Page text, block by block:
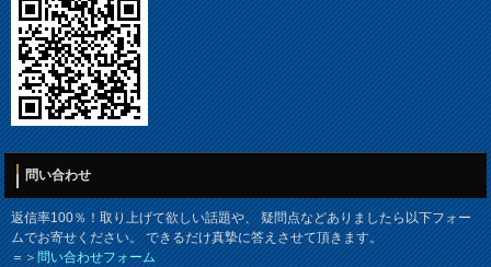
問い合わせ
返信率100％！取り上げて欲しい話題や、 疑問点などありましたら以下フォー
ムでお寄せください。 できるだけ真摯に答えさせて頂きます。
＝＞問い合わせフォーム